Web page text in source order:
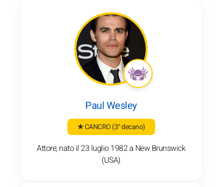
Paul Wesley
★ CANCRO(3° decano)
Attore, nato il 23 luglio 1982 a New Brunswick
(USA)